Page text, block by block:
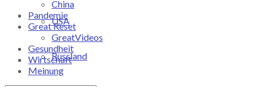
USA
Russland
China
Pandemie
Great Reset
GreatVideos
Gesundheit
Wirtschaft
Meinung